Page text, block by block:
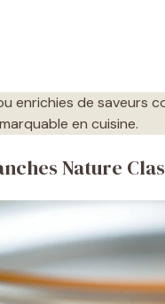
enrichies de saveurs
en cuisine.
Nature